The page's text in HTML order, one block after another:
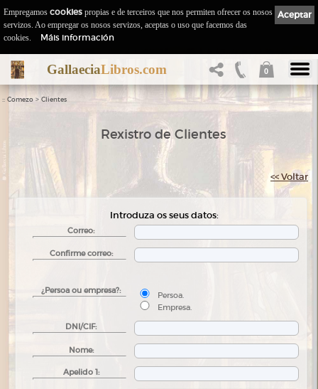
GallaeciaLibros.com 0
:: Comezo > Clientes
Rexistro de Clientes
<< Voltar
Introduza os seus datos:
Correo:
Confirme correo:
¿Persoa ou empresa?:
Persoa.
Empresa.
DNI/CIF:
Nome:
Apelido 1:
Aceptar
Empregamos cookies propias e de terceiros que nos permiten ofrecer os nosos
servizos. Ao empregar os nosos servizos, aceptas o uso que facemos das
cookies.
Máis información